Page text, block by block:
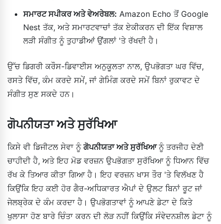
ਸਮਾਰਟ ਸਪੀਕਰ ਅਤੇ ਵੇਅਰੇਬਲ: Amazon Echo ਤੋਂ Google
Nest ਤੱਕ, ਅਤੇ ਸਮਾਰਟਵਾਚਾਂ ਤੱਕ ਏਕੀਕਰਨ ਦੀ ਇੱਕ ਵਿਸ਼ਾਲ
ਲੜੀ ਸੰਗੀਤ ਨੂੰ ਤੁਹਾਡੀਆਂ ਉਂਗਲਾਂ 'ਤੇ ਰੱਖਦੀ ਹੈ।
ਉੱਚ ਡਿਗਰੀ ਕਰੌਸ-ਡਿਵਾਈਸ ਅਨੁਕੂਲਤਾ ਨਾਲ, ਉਪਭੋਗਤਾ ਘਰ ਵਿੱਚ,
ਰਸਤੇ ਵਿੱਚ, ਕੰਮ ਕਰਦੇ ਸਮੇਂ, ਜਾਂ ਗੇਮਿੰਗ ਕਰਦੇ ਸਮੇਂ ਬਿਨਾਂ ਰੁਕਾਵਟ ਦੇ
ਸੰਗੀਤ ਸੁਣ ਸਕਦੇ ਹਨ।
ਗੋਪਨੀਯਤਾ ਅਤੇ ਸੁਰੱਖਿਆ
ਕਿਸੇ ਵੀ ਡਿਜੀਟਲ ਸੇਵਾ ਨੂੰ ਗੋਪਨੀਯਤਾ ਅਤੇ ਸੁਰੱਖਿਆਨੂੰ ਤਰਜੀਹ ਦੇਣੀ
ਚਾਹੀਦੀ ਹੈ, ਅਤੇ ਇਹ ਮੋਡ ਵਰਜ਼ਨ ਉਪਭੋਗਤਾ ਸੁਰੱਖਿਆ ਨੂੰ ਧਿਆਨ ਵਿੱਚ
ਰੱਖ ਕੇ ਤਿਆਰ ਕੀਤਾ ਗਿਆ ਹੈ। ਇਹ ਵਰਜ਼ਨ ਖਾਸ ਤੌਰ 'ਤੇ ਵਿਲੱਖਣ ਹੈ
ਕਿਉਂਕਿ ਇਹ ਕਈ ਹੋਰ ਗੈਰ-ਅਧਿਕਾਰਤ ਐਪਾਂ ਦੇ ਉਲਟ ਬਿਨਾਂ ਰੂਟ ਜਾਂ
ਜੇਲਬ੍ਰੇਕ ਦੇ ਕੰਮ ਕਰਦਾ ਹੈ। ਉਪਭੋਗਤਾਵਾਂ ਨੂੰ ਆਪਣੇ ਡੇਟਾ ਦੇ ਕਿਤੇ
ਖੁਲਾਸਾ ਹੋਣ ਬਾਰੇ ਚਿੰਤਾ ਕਰਨ ਦੀ ਲੋੜ ਨਹੀਂ ਕਿਉਂਕਿ ਸੰਵੇਦਨਸ਼ੀਲ ਡੇਟਾ ਨੂੰ